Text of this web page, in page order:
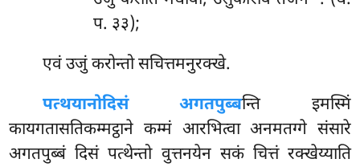
प. ३३);
एवं उजुं करोन्तो सचित्तमनुरक्खे.
पत्थयानोदिसं अगतपुब्बन्ति इमस्मिं
कायगतासतिकम्मट्ठाने कम्मं आरभित्वा अनमतग्गे संसारे
अगतपुब्बं दिसं पत्थेन्तो वुत्तनयेन सकं चित्तं रक्खेय्याति